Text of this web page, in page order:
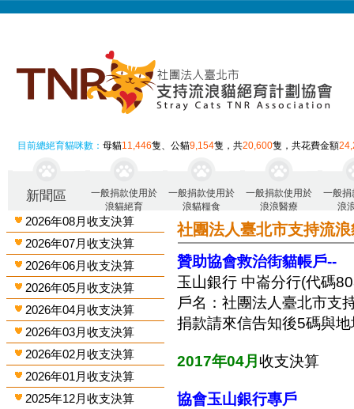
目前總絕育貓咪數：母貓11,446隻、公貓9,154隻，共20,600隻，共花費金額
新聞區
一般捐款使用於
浪貓絕育
一般捐款使用於
浪貓糧食
一般捐款使用於
浪浪醫療
一般捐
浪
2026年08月收支決算
2026年07月收支決算
2026年06月收支決算
2026年05月收支決算
2026年04月收支決算
2026年03月收支決算
2026年02月收支決算
2026年01月收支決算
2025年12月收支決算
社團法人臺北市支持流
贊助協會救治街貓帳戶--
玉山銀行 中崙分行(代碼
戶名：社團法人臺北市支
捐款請來信告知後5碼與
2017年04月收支決算
協會玉山銀行專戶